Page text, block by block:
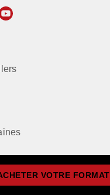
VOTRE FORMAT